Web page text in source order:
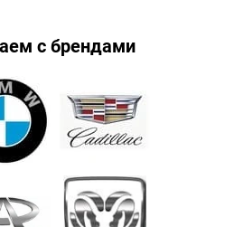
с брендами